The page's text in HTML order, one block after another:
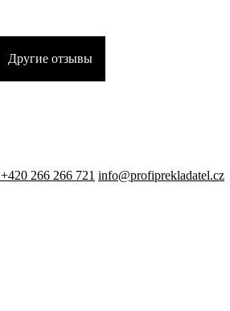
Другие отзывы
+420 266 266 721 info@profiprekladatel.cz